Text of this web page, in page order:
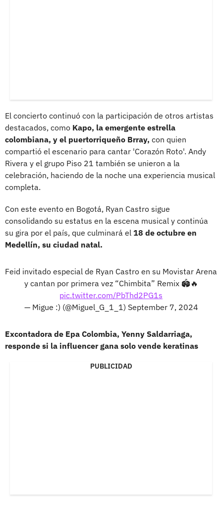
El concierto continuó con la participación de otros artistas
destacados, como Kapo, la emergente estrella
colombiana, y el puertorriqueño Brray, con quien
compartió el escenario para cantar 'Corazón Roto'. Andy
Rivera y el grupo Piso 21 también se unieron a la
celebración, haciendo de la noche una experiencia musical
completa.
Con este evento en Bogotá, Ryan Castro sigue
consolidando su estatus en la escena musical y continúa
su gira por el país, que culminará el 18 de octubre en
Medellín, su ciudad natal.
Feid invitado especial de Ryan Castro en su Movistar Arena
y cantan por primera vez “Chimbita” Remix 🏟️🔥
pic.twitter.com/PbThd2PG1s
— Migue :) (@Miguel_G_1_1) September 7, 2024
Excontadora de Epa Colombia, Yenny Saldarriaga,
responde si la influencer gana solo vende keratinas
PUBLICIDAD